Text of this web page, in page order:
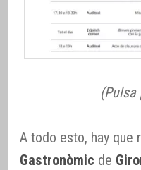
A todo esto, hay que
Gastronòmic de